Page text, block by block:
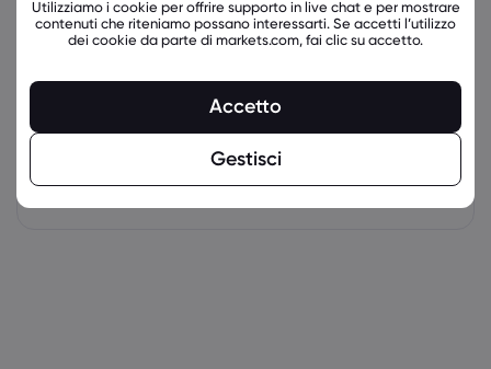
latest_education_articles
Utilizziamo i cookie per offrire supporto in live chat e per mostrare
contenuti che riteniamo possano interessarti. Se accetti l’utilizzo
dei cookie da parte di markets.com, fai clic su accetto.
Accetto
Gestisci